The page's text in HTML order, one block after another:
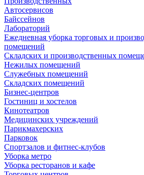
Автосервисов
Байссейнов
Лабораторий
Ежедневная уборка торговых и
помещений
Складских и производственных
Нежилых помещений
Служебных помещений
Складских помещений
Бизнес-центров
Гостиниц и хостелов
Кинотеатров
Медицинских учреждений
Парикмахерских
Парковок
Спортзалов и фитнес-клубов
Уборка метро
Уборка ресторанов и кафе